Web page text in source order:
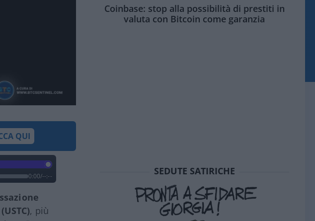
QUI
0:00/--:--
, più
Coinbase: stop alla possibilità di prestiti in
valuta con Bitcoin come garanzia
SEDUTE SATIRICHE